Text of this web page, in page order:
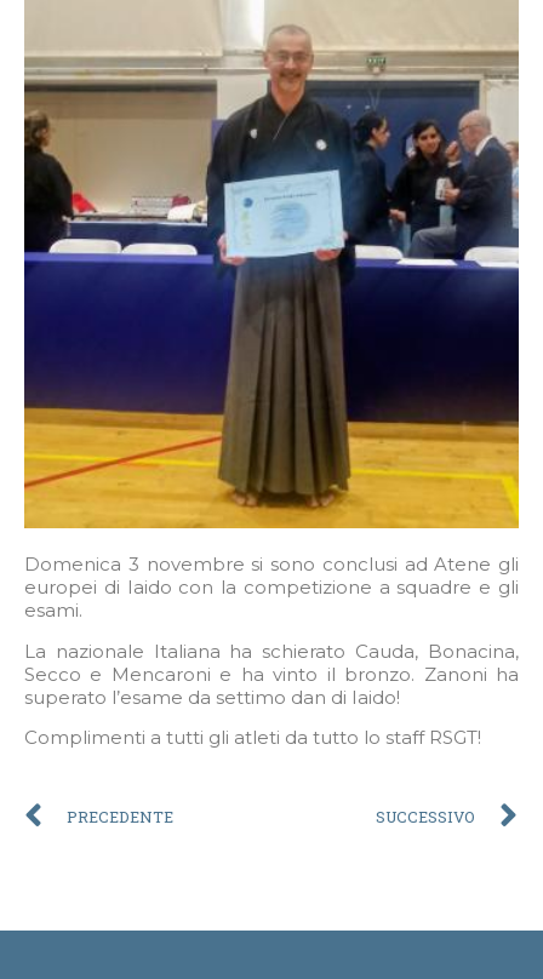
Domenica 3 novembre si sono conclusi ad Atene gli
europei di Iaido con la competizione a squadre e gli
esami.
La nazionale Italiana ha schierato Cauda, Bonacina,
Secco e Mencaroni e ha vinto il bronzo. Zanoni ha
superato l’esame da settimo dan di Iaido!
Complimenti a tutti gli atleti da tutto lo staff RSGT!
PRECEDENTE SUCCESSIVO